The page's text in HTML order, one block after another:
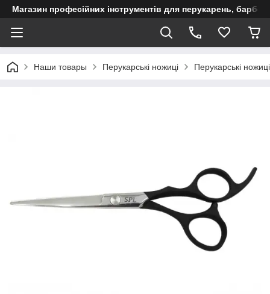
Магазин професійних інструментів для перукарень,
Наши товары Перукарські ножиці Перукарські